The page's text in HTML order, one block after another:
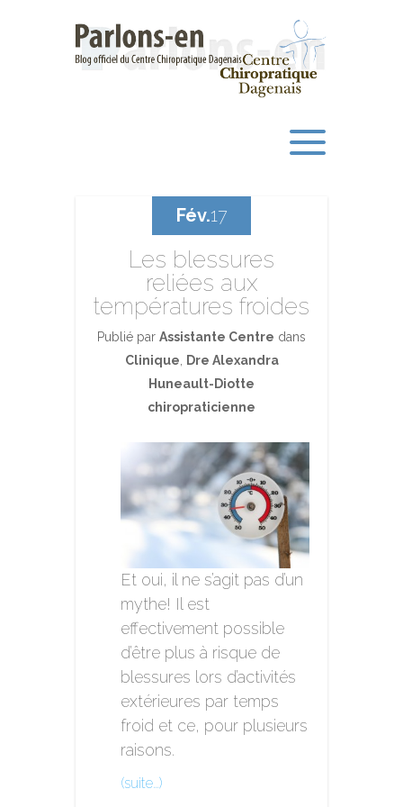
Les blessures
reliées aux
températures froides
Publié par Assistante Centre dans
Clinique
Dre Alexandra
Huneault-Diotte
chiropraticienne
Et oui, il ne s’agit pas d’un
mythe! Il est
effectivement possible
d’être plus à risque de
blessures lors d’activités
extérieures par temps
froid et ce, pour plusieurs
raisons.
(suite…)
Fév.17